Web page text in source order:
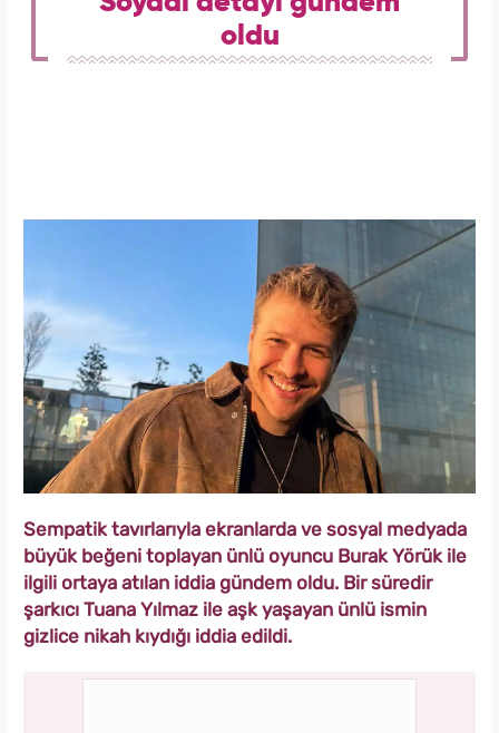
oldu
Sempatik tavırlarıyla ekranlarda ve sosyal medyada
büyük beğeni toplayan ünlü oyuncu Burak Yörük ile
ilgili ortaya atılan iddia gündem oldu. Bir süredir
şarkıcı Tuana Yılmaz ile aşk yaşayan ünlü ismin
gizlice nikah kıydığı iddia edildi.